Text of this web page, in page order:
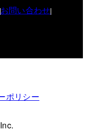
お問い合わせ
ポリシー